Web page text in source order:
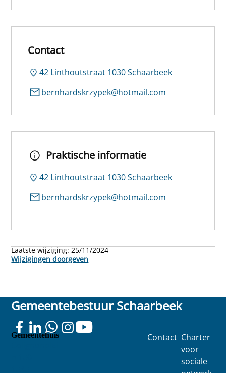
Contact
42 Linthoutstraat 1030 Schaarbeek
bernhardskrzypek@hotmail.com
Praktische informatie
42 Linthoutstraat 1030 Schaarbeek
bernhardskrzypek@hotmail.com
Laatste wijziging:25/11/2024
Wijzigingen doorgeven
Gemeentebestuur Schaarbeek
Gemeentehuis Contact Charter
voor
sociale